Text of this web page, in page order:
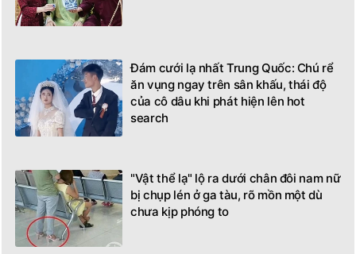
Đám cưới lạ nhất Trung Quốc: Chú rể
ăn vụng ngay trên sân khấu, thái độ
của cô dâu khi phát hiện lên hot
search
"Vật thể lạ" lộ ra dưới chân đôi nam nữ
bị chụp lén ở ga tàu, rõ mồn một dù
chưa kịp phóng to